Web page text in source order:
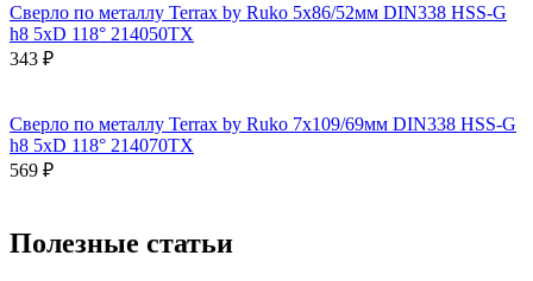
Сверло по металлу Terrax by Ruko 5x86/52мм DIN338 HSS-G
h8 5xD 118° 214050TX
343 ₽
Сверло по металлу Terrax by Ruko 7x109/69мм DIN338 HSS-G
h8 5xD 118° 214070TX
569 ₽
Полезные статьи